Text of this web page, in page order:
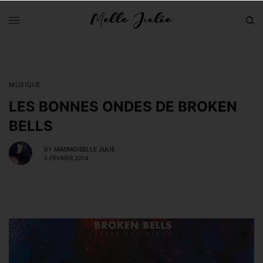
MUSIQUE
LES BONNES ONDES DE BROKEN
BELLS
BY MADMOISELLE JULIE
5 FÉVRIER 2014